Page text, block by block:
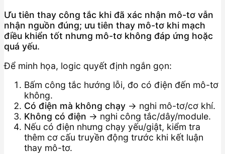
Ưu tiên thay công tắc khi đã xác nhận mô-tơ vẫn
nhận nguồn đúng; ưu tiên thay mô-tơ khi mạch
điều khiển tốt nhưng mô-tơ không đáp ứng hoặc
quá yếu.
Để minh họa, logic quyết định ngắn gọn:
Bấm công tắc hướng lỗi, đo có điện đến mô-tơ
không.
Có điện mà không chạy → nghi mô-tơ/cơ khí.
Không có điện → nghi công tắc/dây/module.
Nếu có điện nhưng chạy yếu/giật, kiểm tra
thêm cơ cấu truyền động trước khi kết luận
thay mô-tơ.